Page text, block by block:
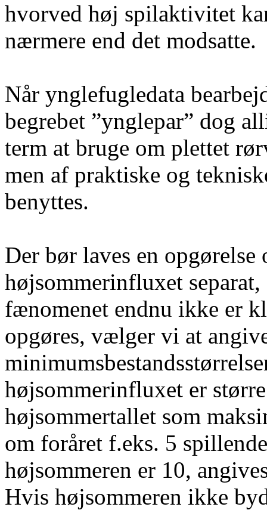
hvorved høj spilaktivitet
nærmere end det modsatte.
Når ynglefugledata
begrebet ”ynglepar” dog
term at bruge om plettet
men af praktiske og
benyttes.
Der bør laves en
højsommerinfluxet
fænomenet endnu ikke er
opgøres, vælger vi at
højsommerinfluxet er
højsommertallet som
om foråret f.eks. 5
højsommeren er 10,
Hvis højsommeren ikke